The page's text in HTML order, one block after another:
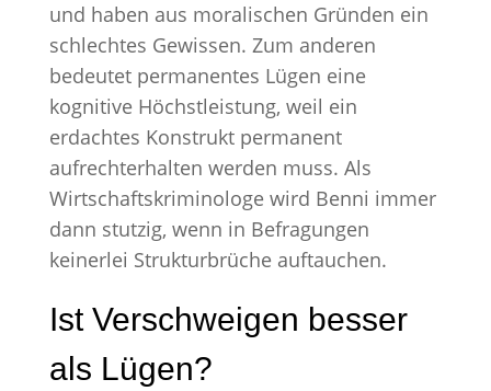
und haben aus moralischen Gründen ein
schlechtes Gewissen. Zum anderen
bedeutet permanentes Lügen eine
kognitive Höchstleistung, weil ein
erdachtes Konstrukt permanent
aufrechterhalten werden muss. Als
Wirtschaftskriminologe wird Benni immer
dann stutzig, wenn in Befragungen
keinerlei Strukturbrüche auftauchen.
Ist Verschweigen besser
als Lügen?